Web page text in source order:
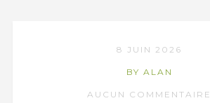
8 JUIN 2026
BY ALAN
AUCUN COMMENTAIRE